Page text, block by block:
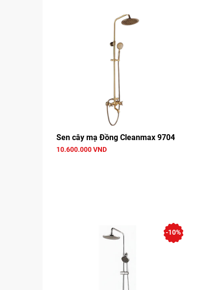
Sen cây mạ Đồng Cleanmax 9704
10.600.000 VND
-10%